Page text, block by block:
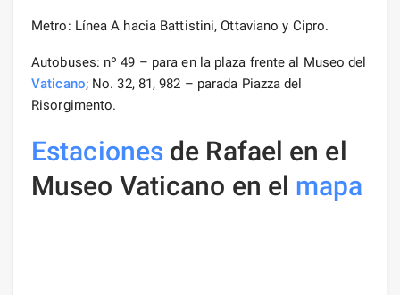
Metro: Línea A hacia Battistini, Ottaviano y Cipro.
Autobuses: nº 49 – para en la plaza frente al Museo del
Vaticano; No. 32, 81, 982 – parada Piazza del
Risorgimento.
Estaciones de Rafael en el
Museo Vaticano en el mapa